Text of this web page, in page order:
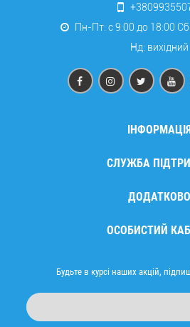
Пн-Пт: с 9:00 до 18:00
Нд: вихідний
Про
Повернення та
Договір публічної
СЛУЖБА
Повернення
ДОДАТКОВО
Подарункові
Товари зі
ОСОБИСТИЙ
Історія
Будьте в курсі наших акцій,